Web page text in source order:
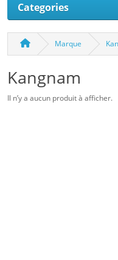
Categories
Marque
Kangnam
Il n’y a aucun produit à afficher.